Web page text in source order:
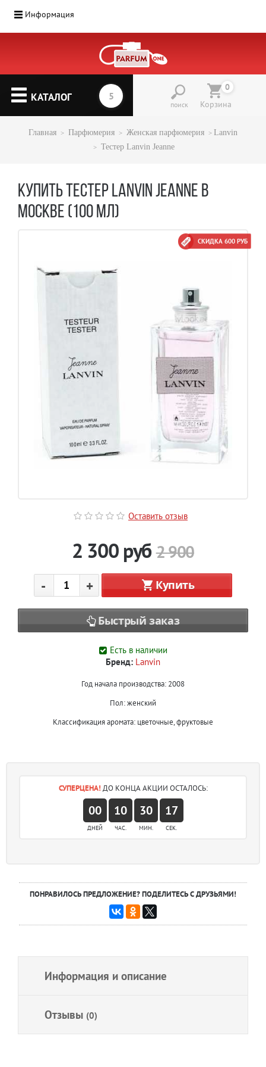
Информация
КАТАЛОГ
поиск
0
Корзина
Главная Парфюмерия Женская парфюмерия
Lanvin
Тестер Lanvin Jeanne
КУПИТЬ ТЕСТЕР LANVIN JEANNE В
МОСКВЕ (100 МЛ)
СКИДКА 600 РУБ
Оставить отзыв
2 300 руб 2 900
- + Купить
Быстрый заказ
Есть в наличии
Бренд: Lanvin
Год начала производства: 2008
Пол:женский
Классификация аромата: цветочные, фруктовые
СУПЕРЦЕНА! ДО КОНЦА АКЦИИ ОСТАЛОСЬ:
00 10 30 17
ДНЕЙ ЧАС. МИН. СЕК.
ПОНРАВИЛОСЬ ПРЕДЛОЖЕНИЕ? ПОДЕЛИТЕСЬ С ДРУЗЬЯМИ!
Информация и описание
Отзывы (0)